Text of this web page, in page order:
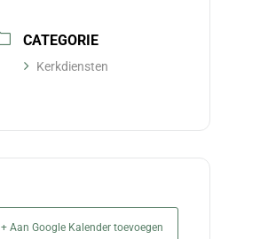
CATEGORIE
Kerkdiensten
+ Aan Google Kalender toevoegen